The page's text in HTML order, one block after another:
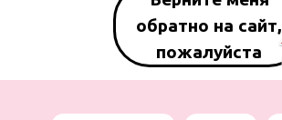
обратно на сайт,
пожалуйста